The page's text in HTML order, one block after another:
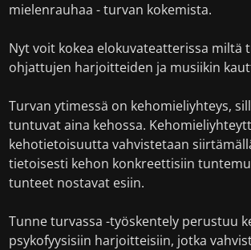
mielenrauhaa - turvan kokemista.
Nyt voit kokea elokuvateatterissa miltä
ohjattujen harjoitteiden ja musiikin
Turvan ytimessä on kehomieliyhteys,
tuntuvat aina kehossa.
kehotietoisuutta vahvistetaan
tietoisesti kehon konkreettisiin
tunteet nostavat esiin.
Tunne turvassa -työskentely perustuu
psykofyysisiin harjoitteisiin, jotka